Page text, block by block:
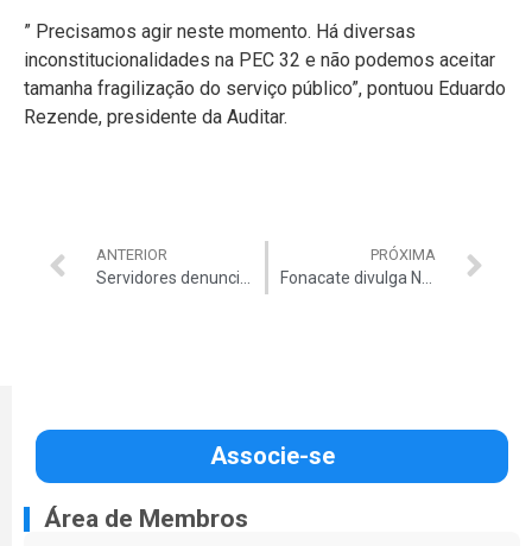
” Precisamos agir neste momento. Há diversas
inconstitucionalidades na PEC 32 e não podemos aceitar
tamanha fragilização do serviço público”, pontuou Eduardo
Rezende, presidente da Auditar.
ANTERIOR
Servidores denunciam novamente ministro Paulo Guedes na Comissão de Ética Pública
PRÓXIMA
Fonacate divulga Nota Pública de repúdio às declarações do deputado Gilson Marques
Associe-se
Área de Membros